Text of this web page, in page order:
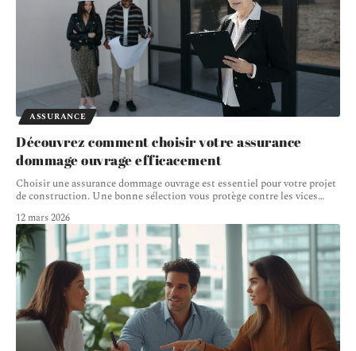
ASSURANCE
Découvrez comment choisir votre assurance
dommage ouvrage efficacement
Choisir une assurance dommage ouvrage est essentiel pour votre projet
de construction. Une bonne sélection vous protège contre les vices…
12 mars 2026